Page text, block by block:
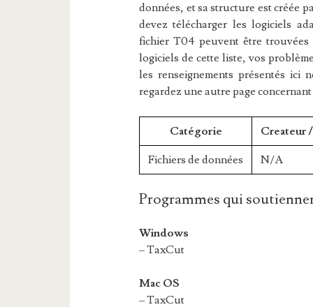
données, et sa structure est créée
devez télécharger les logiciels
fichier T04 peuvent être
logiciels de cette liste, vos
les renseignements présentés ici
regardez une autre page
Catégorie Createur
Fichiers de données N/A
Programmes qui
Windows
– TaxCut
Mac OS
– TaxCut